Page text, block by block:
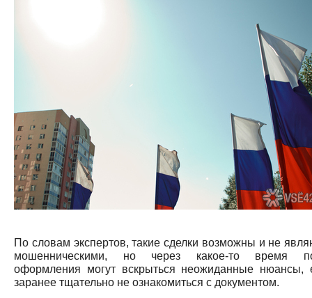
По словам экспертов, такие сделки возможны и не
мошенническими, но через какое-то время
оформления могут вскрыться неожиданные нюансы,
заранее тщательно не ознакомиться с документом.